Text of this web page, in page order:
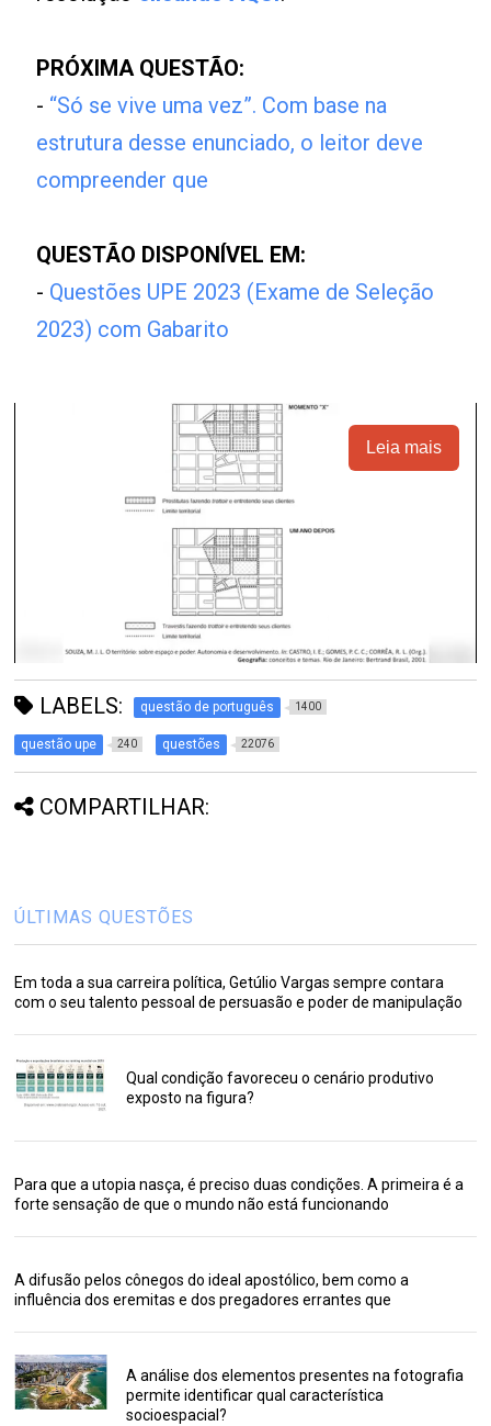
PRÓXIMA QUESTÃO:
- “Só se vive uma vez”. Com base na
estrutura desse enunciado, o leitor deve
compreender que
QUESTÃO DISPONÍVEL EM:
- Questões UPE 2023 (Exame de Seleção
2023) com Gabarito
Leia mais
LABELS: questão de português 1400
questão upe 240 questões 22076
COMPARTILHAR:
ÚLTIMAS QUESTÕES
Em toda a sua carreira política, Getúlio Vargas sempre contara
com o seu talento pessoal de persuasão e poder de manipulação
Qual condição favoreceu o cenário produtivo
exposto na figura?
Para que a utopia nasça, é preciso duas condições. A primeira é a
forte sensação de que o mundo não está funcionando
A difusão pelos cônegos do ideal apostólico, bem como a
influência dos eremitas e dos pregadores errantes que
A análise dos elementos presentes na fotografia
permite identificar qual característica
socioespacial?